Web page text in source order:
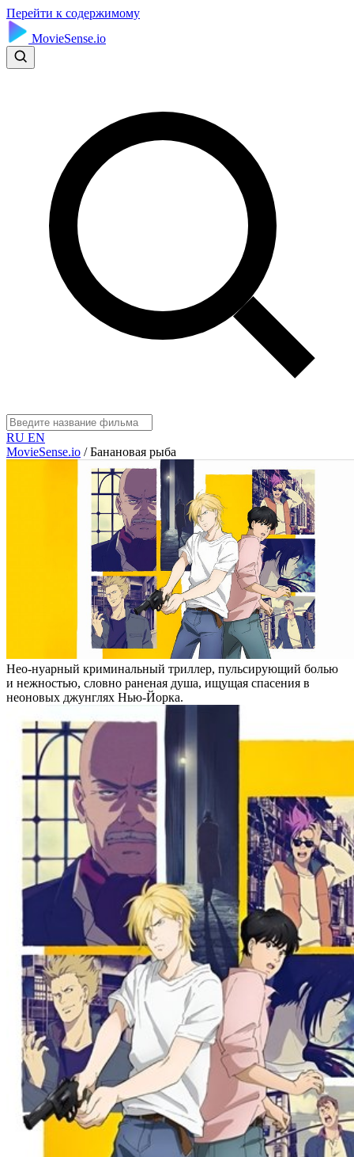
Перейти к содержимому
MovieSense.io
RU EN
MovieSense.io / Банановая рыба
Нео-нуарный криминальный триллер, пульсирующий болью
и нежностью, словно раненая душа, ищущая спасения в
неоновых джунглях Нью-Йорка.